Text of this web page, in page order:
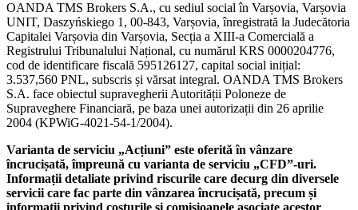
OANDA TMS Brokers S.A., cu sediul social în Varșovia, Varșovia
UNIT, Daszyńskiego 1, 00-843, Varșovia, înregistrată la Judecătoria
Capitalei Varșovia din Varșovia, Secția a XIII-a Comercială a
Registrului Tribunalului Național, cu numărul KRS 0000204776,
cod de identificare fiscală 595126127, capital social inițial:
3.537,560 PNL, subscris și vărsat integral. OANDA TMS Brokers
S.A. face obiectul supravegherii Autorității Poloneze de
Supraveghere Financiară, pe baza unei autorizații din 26 aprilie
2004 (KPWiG-4021-54-1/2004).
Varianta de serviciu „Acțiuni” este oferită în vânzare
încrucișată, împreună cu varianta de serviciu „CFD”-uri.
Informații detaliate privind riscurile care decurg din diversele
servicii care fac parte din vânzarea încrucișată, precum și